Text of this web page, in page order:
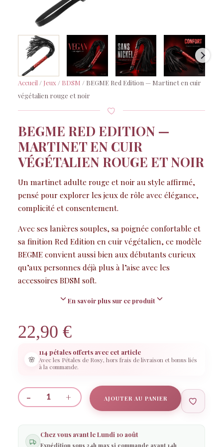
Accueil / Jeux / BDSM / BEGME Red Edition — Martinet en cuir
végétalien rouge et noir
BEGME RED EDITION —
MARTINET EN CUIR
VÉGÉTALIEN ROUGE ET NOIR
Un martinet adulte rouge et noir au style affirmé,
pensé pour explorer les jeux de rôle avec élégance,
complicité et consentement.
Avec ses lanières souples, sa poignée confortable et
sa finition Red Edition en cuir végétalien, ce modèle
BEGME convient aussi bien aux débutants curieux
qu’aux personnes déjà plus à l’aise avec les
accessoires BDSM soft.
En savoir plus sur ce produit
22,90 €
🌸
114 pétales offerts avec cet article
Avec les Pétales de Rosy, hors frais de livraison et bonus liés
à la commande.
-
quantité
BEGME
Red
+ AJOUTER AU PANIER
Chez vous avant leLundi 10 août
Expédition sous 24h max si commande avant 14h